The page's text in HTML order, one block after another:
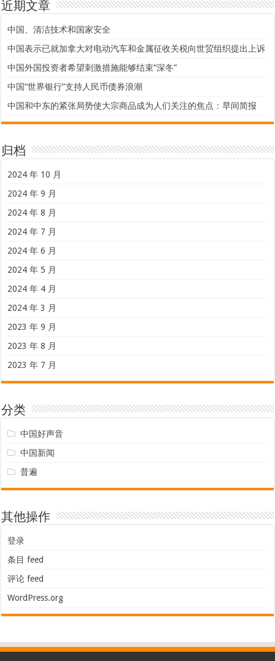
近期文章
中国、清洁技术和国家安全
中国表示已就加拿大对电动汽车和金属征收关税向世贸组织提出上诉
中国外国投资者希望刺激措施能够结束“深冬”
中国“世界银行”支持人民币债券浪潮
中国和中东的紧张局势使大宗商品成为人们关注的焦点：早间简报
归档
2024 年 10 月
2024 年 9 月
2024 年 8 月
2024 年 7 月
2024 年 6 月
2024 年 5 月
2024 年 4 月
2024 年 3 月
2023 年 9 月
2023 年 8 月
2023 年 7 月
分类
中国好声音
中国新闻
普遍
其他操作
登录
条目 feed
评论 feed
WordPress.org